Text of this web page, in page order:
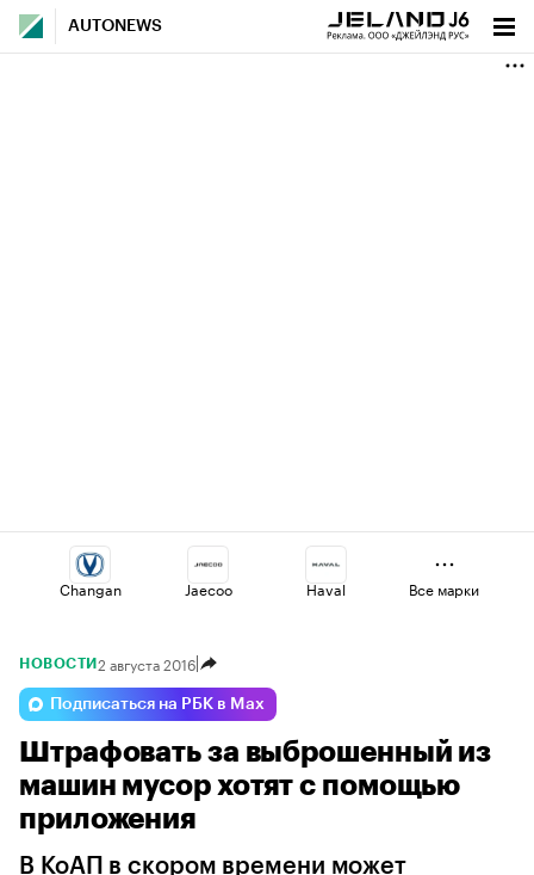
AUTONEWS
Changan Jaecoo Haval
Lada Volga
Voyah Geely Esteo
Все марки
НОВОСТИ 2 августа 2016
Подписаться на РБК в Max
Штрафовать за выброшенный из
машин мусор хотят с помощью
приложения
В КоАП в скором времени может